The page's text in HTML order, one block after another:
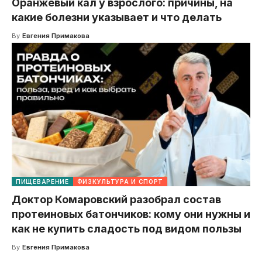
Оранжевый кал у взрослого: причины, на
какие болезни указывает и что делать
By Евгения Примакова
ПИЩЕВАРЕНИЕ ФИЗКУЛЬТУРА И СПОРТ
Доктор Комаровский разобрал состав
протеиновых батончиков: кому они нужны и
как не купить сладость под видом пользы
By Евгения Примакова